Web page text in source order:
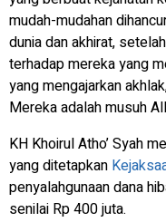
mudah-mudahan
dunia dan akhirat,
terhadap mereka yang
yang mengajarkan
Mereka adalah musuh
KH Khoirul Atho’ Syah
yang ditetapkan
penyalahgunaan dana
senilai Rp 400 juta.